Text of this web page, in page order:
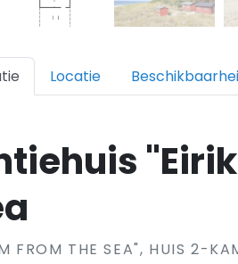
Locatie
FROM THE SEA", HUIS 2-